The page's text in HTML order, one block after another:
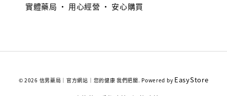
實體藥局 · 用心經營 · 安心購買
© 2026 信男藥局｜官方網站｜您的健康 我們把關. Powered by EasyStore